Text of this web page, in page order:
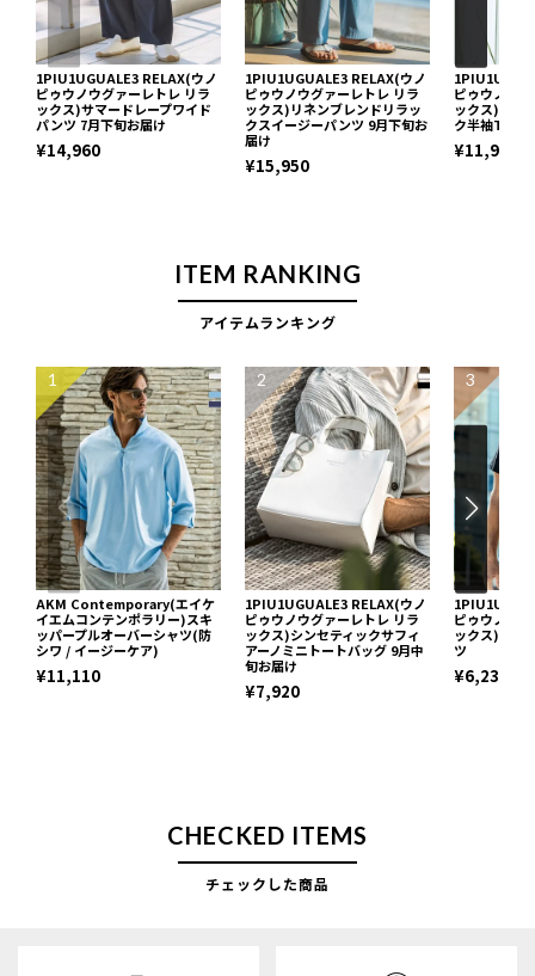
1PIU1UGUALE3 RELAX(ウノ
ピゥウノウグァーレトレ リラ
ックス)サマードレープワイド
パンツ 7月下旬お届け
¥14,960
1PIU1UGUALE3 RELAX(ウノ
ピゥウノウグァーレトレ リラ
ックス)リネンブレンドリラッ
クスイージーパンツ 9月下旬お
届け
¥15,950
ピゥウノウ
ックス)リネ
ク半袖Tシャ
¥11,990
ITEM RANKING
アイテムランキング
1
AKM Contemporary(エイケ
イエムコンテンポラリー)スキ
ッパープルオーバーシャツ(防
シワ / イージーケア)
¥11,110
2
1PIU1UGUALE3 RELAX(ウノ
ピゥウノウグァーレトレ リラ
ックス)シンセティックサフィ
アーノミニトートバッグ 9月中
旬お届け
¥7,920
3
ピゥウノウ
ックス)ネッ
ツ
¥6,237
CHECKED ITEMS
チェックした商品